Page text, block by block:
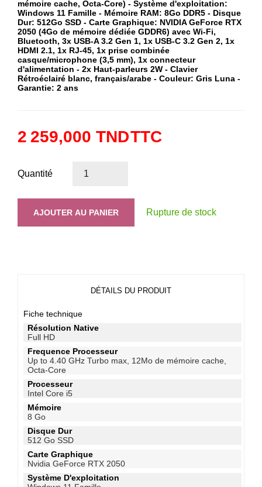
mémoire cache, Octa-Core) - Système d'exploitation:
Windows 11 Famille - Mémoire RAM: 8Go DDR5 - Disque
Dur: 512Go SSD - Carte Graphique: NVIDIA GeForce RTX
2050 (4Go de mémoire dédiée GDDR6) avec Wi-Fi,
Bluetooth, 3x USB-A 3.2 Gen 1, 1x USB-C 3.2 Gen 2, 1x
HDMI 2.1, 1x RJ-45, 1x prise combinée
casque/microphone (3,5 mm), 1x connecteur
d'alimentation - 2x Haut-parleurs 2W - Clavier
Rétroéclairé blanc, français/arabe - Couleur: Gris Luna -
Garantie: 2 ans
2 259,000 TNDTTC
Quantité
AJOUTER AU PANIER Rupture de stock
DÉTAILS DU PRODUIT
Fiche technique
Résolution Native
Full HD
Frequence Processeur
Up to 4.40 GHz Turbo max, 12Mo de mémoire cache,
Octa-Core
Processeur
Intel Core i5
Mémoire
8 Go
Disque Dur
512 Go SSD
Carte Graphique
Nvidia GeForce RTX 2050
Système D'exploitation